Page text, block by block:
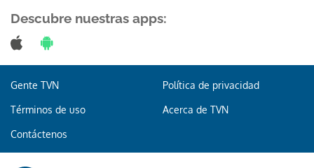
Descubre nuestras apps:
Gente TVN Política de privacidad
Términos de uso Acerca de TVN
Contáctenos